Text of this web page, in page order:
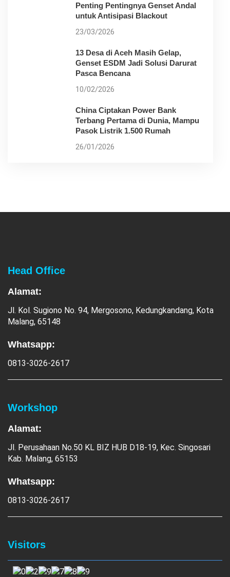
Penting Pentingnya Genset Andal
untuk Antisipasi Blackout
23/03/2026
13 Desa di Aceh Masih Gelap,
Genset ESDM Jadi Solusi Darurat
Pasca Bencana
10/02/2026
China Ciptakan Power Bank
Terbang Pertama di Dunia, Mampu
Pasok Listrik 1.500 Rumah
26/01/2026
Head Office
Alamat:
Jl. Kol. Sugiono No. 94, Mergosono, Kedungkandang, Kota
Malang, 65148
Whatsapp:
0813-3026-2617
Workshop
Alamat:
Jl. Perusahaan No.50 KL BIZ HUB D18-19, Kec. Singosari
Kab. Malang, 65153
Whatsapp:
0813-3026-2617
Visitors